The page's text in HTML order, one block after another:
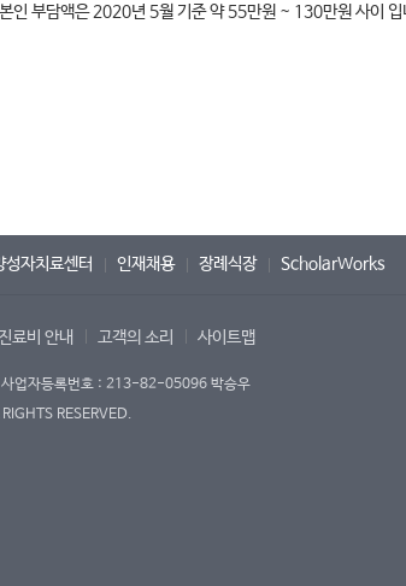
인 부담액은 2020년 5월 기준 약 55만원 ~ 130만원 사이 입
성자치료센터 인재채용 장례식장 ScholarWorks
료비 안내 고객의 소리 사이트맵
업자등록번호 : 213-82-05096 박승우
RESERVED.